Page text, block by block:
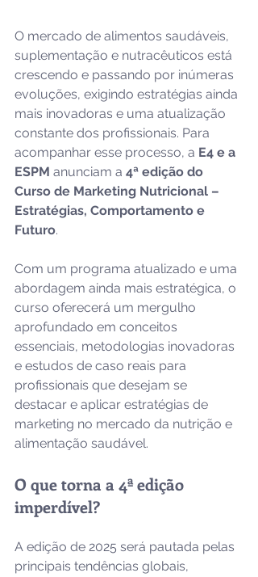
O mercado de alimentos saudáveis,
suplementação e nutracêuticos está
crescendo e passando por inúmeras
evoluções, exigindo estratégias ainda
mais inovadoras e uma atualização
constante dos profissionais. Para
acompanhar esse processo, a E4 e a
ESPM anunciam a 4ª edição do
Curso de Marketing Nutricional –
Estratégias, Comportamento e
Futuro.
Com um programa atualizado e uma
abordagem ainda mais estratégica, o
curso oferecerá um mergulho
aprofundado em conceitos
essenciais, metodologias inovadoras
e estudos de caso reais para
profissionais que desejam se
destacar e aplicar estratégias de
marketing no mercado da nutrição e
alimentação saudável.
O que torna a 4ª edição
imperdível?
A edição de 2025 será pautada pelas
principais tendências globais,